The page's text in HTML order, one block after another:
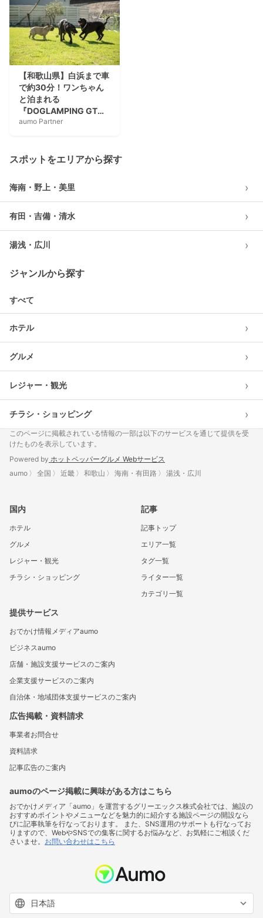
【和歌山県】白浜まで車
で約30分！ワンちゃん
と泊まれる
『DOGLAMPING GT
HOUSE』でグランピン
aumo Partner
スポットをエリアから探す
海南・野上・美里 ›
有田・吉備・清水 ›
湯浅・広川 ›
ジャンルから探す
すべて
ホテル ›
グルメ ›
レジャー・観光 ›
チラシ・ショッピング ›
このページに掲載されている情報の一部は以下のサービスを通じて提供を受
けたものを表示しています。
Powered by ホットペッパーグルメ Webサービス
aumo
全国 近畿 和歌山 海南・有田路 湯浅・広川
国内
ホテル
グルメ
レジャー・観光
チラシ・ショッピング
記事
記事トップ
エリア一覧
タグ一覧
ライター一覧
カテゴリ一覧
提供サービス
おでかけ情報メディアaumo
ビジネスaumo
店舗・施設支援サービスのご案内
企業支援サービスのご案内
自治体・地域団体支援サービスのご案内
広告掲載・資料請求
事業者お問合せ
資料請求
記事広告のご案内
aumoのページ掲載に興味がある方はこちら
おでかけメディア「aumo」を運営するグリーエックス株式会社では、施設の
おすすめポイントやメニューなどを魅力的に紹介する施設ページの開設なら
びに記事執筆を行なっております。 また、SNS運用のサポートも行なってお
りますので、WebやSNSでの集客に関するお悩みなど、お気軽にご相談くだ
さいませ。 お問い合わせはこちら